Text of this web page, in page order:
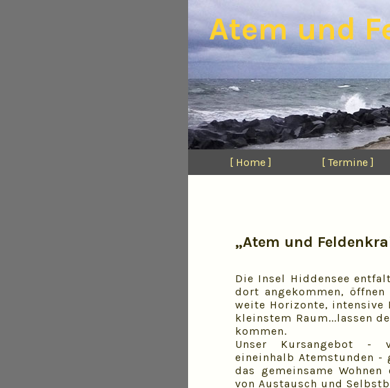
Atem und
[ Home ] [ Termine ]
„Atem und
Die Insel Hiddensee
dort angekommen,
weite Horizonte, intensive
kleinstem Raum...lassen
kommen.
Unser Kursangebot -
eineinhalb Atemstunden -
das gemeinsame
von Austausch und